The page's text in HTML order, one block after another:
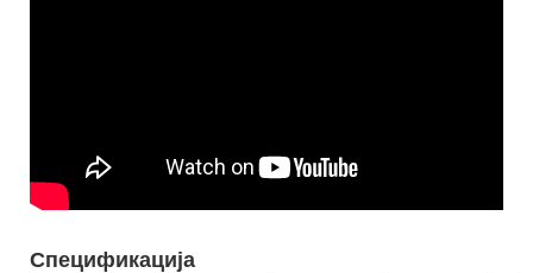
Спецификација